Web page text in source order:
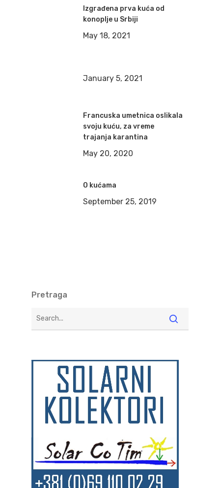
Izgrađena prva kuća od
konoplje u Srbiji
May 18, 2021
January 5, 2021
Francuska umetnica oslikala
svoju kuću, za vreme
trajanja karantina
May 20, 2020
O kućama
September 25, 2019
Pretraga